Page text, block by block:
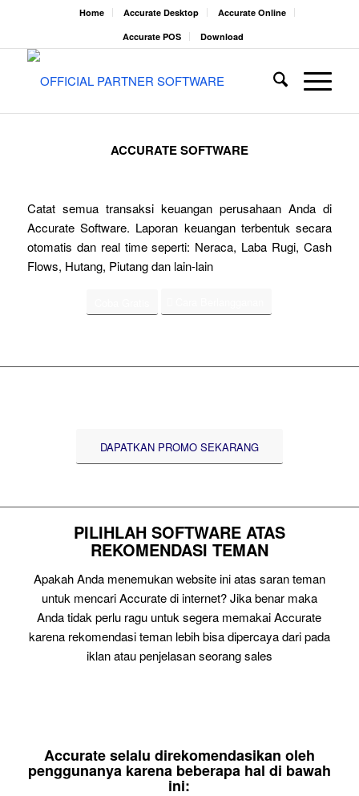
Home Accurate Desktop
Accurate Online
Accurate POS
Download
ACCURATE SOFTWARE
Catat semua transaksi keuangan perusahaan Anda di
Accurate Software. Laporan keuangan terbentuk secara
otomatis dan real time seperti: Neraca, Laba Rugi, Cash
Flows, Hutang, Piutang dan lain-lain
DAPATKAN PROMO SEKARANG
PILIHLAH SOFTWARE ATAS
REKOMENDASI TEMAN
Apakah Anda menemukan website ini atas saran teman
untuk mencari Accurate di internet? Jika benar maka
Anda tidak perlu ragu untuk segera memakai Accurate
karena rekomendasi teman lebih bisa dipercaya dari pada
iklan atau penjelasan seorang sales
Accurate selalu direkomendasikan oleh
penggunanya karena beberapa hal di bawah
ini: